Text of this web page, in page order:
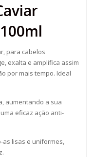
para cabelos
exalta e amplifica assim
por mais tempo. Ideal
aumentando a sua
eficaz ação anti-
as lisas e uniformes,